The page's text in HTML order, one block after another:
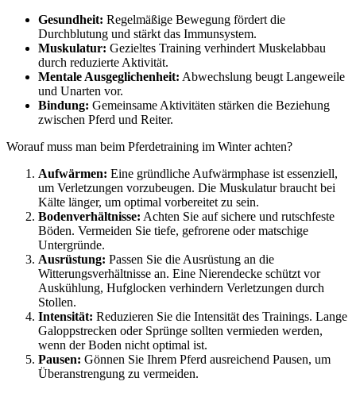
Gesundheit: Regelmäßige Bewegung fördert die
Durchblutung und stärkt das Immunsystem.
Muskulatur: Gezieltes Training verhindert Muskelabbau
durch reduzierte Aktivität.
Mentale Ausgeglichenheit: Abwechslung beugt Langeweile
und Unarten vor.
Bindung: Gemeinsame Aktivitäten stärken die Beziehung
zwischen Pferd und Reiter.
Worauf muss man beim Pferdetraining im Winter achten?
Aufwärmen: Eine gründliche Aufwärmphase ist essenziell,
um Verletzungen vorzubeugen. Die Muskulatur braucht bei
Kälte länger, um optimal vorbereitet zu sein.
Bodenverhältnisse: Achten Sie auf sichere und rutschfeste
Böden. Vermeiden Sie tiefe, gefrorene oder matschige
Untergründe.
Ausrüstung: Passen Sie die Ausrüstung an die
Witterungsverhältnisse an. Eine Nierendecke schützt vor
Auskühlung, Hufglocken verhindern Verletzungen durch
Stollen.
Intensität: Reduzieren Sie die Intensität des Trainings. Lange
Galoppstrecken oder Sprünge sollten vermieden werden,
wenn der Boden nicht optimal ist.
Pausen: Gönnen Sie Ihrem Pferd ausreichend Pausen, um
Überanstrengung zu vermeiden.